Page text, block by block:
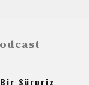
Sürpriz